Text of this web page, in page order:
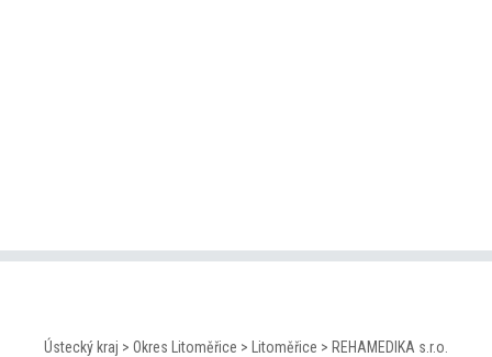
Ústecký kraj > Okres Litoměřice > Litoměřice > REHAMEDIKA s.r.o.